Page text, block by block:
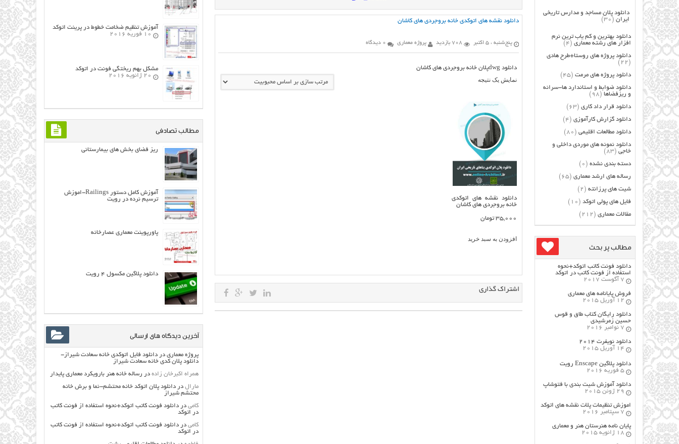
دانلود نقشه های اتوکدی خانه بروجردی های کاشان
پنج‌شنبه ، 5 اکتبر 708 بازدید پروژه معماری 0 دیدگاه
دانلود dwgپلان خانه بروجردی های کاشان
نمایش یک نتیجه
دانلود نقشه های اتوکدی
خانه بروجردی های کاشان
35,000 تومان
افزودن به سبد خرید
اشتراک گذاری
دانلود پلان مساجد و مدارس تاریخی
ایران (30)
دانلود بهترین و کم یاب ترین نرم
افزار های رشته معماری (4)
دانلود پروژه های روستا+طرح هادی
(22)
دانلود پروژه های مرمت (45)
دانلود ضوابط و استاندارد ها-سرانه
و ریزفضاها (98)
دانلود قرار داد کاری (63)
دانلود گزارش کارآموزی (4)
دانلود مطالعات اقلیمی (80)
دانلود نمونه های موردی داخلی و
خاجی (83)
دسته بندی نشده (0)
رساله های ارشد معماری (65)
شیت های پرزانته (2)
فایل های پولی اتوکد (10)
مقالات معماری (212)
مطالب پر بحث
دانلود فونت کاتب اتوکد+نحوه
استفاده از فونت کاتب در اتوکد
7 آگوست 2017
فروش پایانامه های معماری
12 آوریل 2015
دانلود رایگان کتاب طاق و قوس
حسین زمرشیدی
7 نوامبر 2016
دانلود نویفرت ۲۰۱۴
14 آوریل 2015
دانلود پلاگین Enscape رویت
5 فوریه 2016
دانلود آموزش شیت بندی با فتوشاپ
29 ژوئن 2015
اموزش تنظیمات پلات نقشه های اتوکد
7 سپتامبر 2016
پایان نامه هنرستان هنر و معماري
18 ژانویه 2015
آموزش تنظیم ضخامت خطوط در پرینت اتوکد
10 فوریه 2016
مشکل بهم ریختگی فونت در اتوکد
20 ژانویه 2016
مطالب تصادفی
ریز فضای بخش های بیمارستانی
آموزش کامل دستور Railings-اموزش
ترسیم نرده در رویت
پاورپوینت معماری عصارخانه
دانلود پلاگین مکسول ٤ رویت
آخرین دیدگاه های ارسالی
پروژه معماری دردانلود فایل اتوکدی خانه سعادت شیراز-
دانلود پلان کدی خانه سعادت شیراز
همراه اکبرخان زاده در رساله خانه هنر بارویکرد معماری پایدار
مارال دردانلود پلان اتوکد خانه محتشم-نما و برش خانه
محتشم شیراز
کامی دردانلود فونت کاتب اتوکد+نحوه استفاده از فونت کاتب
در اتوکد
کامی دردانلود فونت کاتب اتوکد+نحوه استفاده از فونت کاتب
در اتوکد